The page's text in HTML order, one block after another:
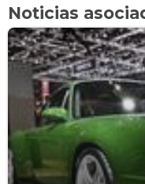
Noticias